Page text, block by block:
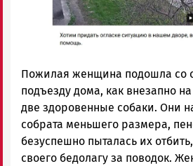
Пожилая женщина подошла со
подъезду дома, как внезапно
две здоровенные собаки. Они
собрата меньшего размера,
безуспешно пыталась их
своего бедолагу за поводок.